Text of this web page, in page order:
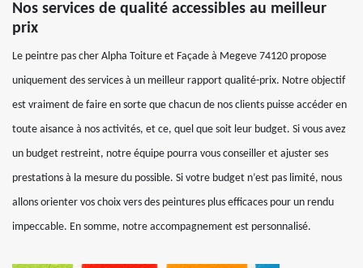
Nos services de qualité accessibles au meilleur
prix
Le peintre pas cher Alpha Toiture et Façade à Megeve 74120 propose
uniquement des services à un meilleur rapport qualité-prix. Notre objectif
est vraiment de faire en sorte que chacun de nos clients puisse accéder en
toute aisance à nos activités, et ce, quel que soit leur budget. Si vous avez
un budget restreint, notre équipe pourra vous conseiller et ajuster ses
prestations à la mesure du possible. Si votre budget n’est pas limité, nous
allons orienter vos choix vers des peintures plus efficaces pour un rendu
impeccable. En somme, notre accompagnement est personnalisé.